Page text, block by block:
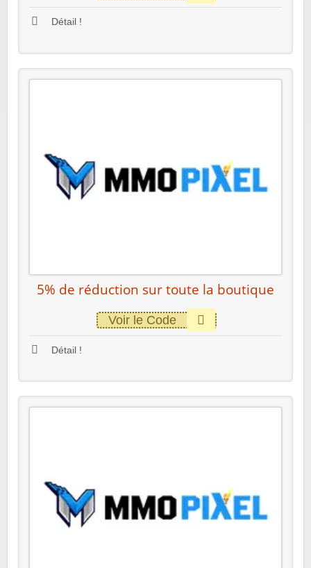
Détail !
5% de réduction sur toute la boutique
Voir le Code
Détail !